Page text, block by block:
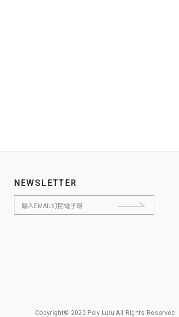
NEWSLETTER
Copyright© 2020 Poly Lulu All Rights Reserved.